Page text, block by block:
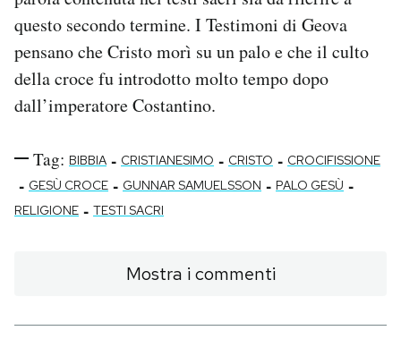
questo secondo termine. I Testimoni di Geova
pensano che Cristo morì su un palo e che il culto
della croce fu introdotto molto tempo dopo
dall’imperatore Costantino.
Tag: BIBBIA - CRISTIANESIMO - CRISTO - CROCIFISSIONE
- GESÙ CROCE - GUNNAR SAMUELSSON - PALO GESÙ -
RELIGIONE - TESTI SACRI
Mostra i commenti